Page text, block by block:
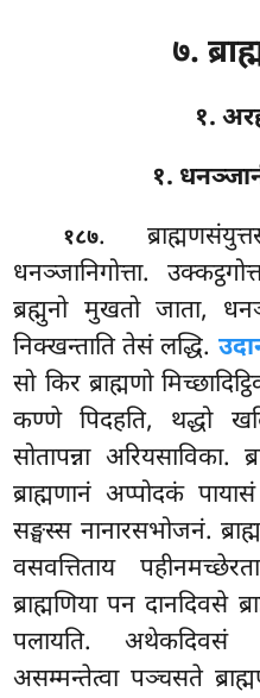
७.
१.
१.
१८७.
धनञ्जानिगोत्ता.
ब्रह्मुनो मुखतो जाता,
निक्खन्ताति तेसं लद्धि.
सो किर ब्राह्मणो
कण्णे पिदहति, थद्धो
सोतापन्ना अरियसाविका.
ब्राह्मणानं अप्पोदकं
सङ्घस्स नानारसभोजनं.
वसवत्तिताय
ब्राह्मणिया पन दानदिवसे
पलायति. अथेकदिवसं
असम्मन्तेत्वा पञ्चसते